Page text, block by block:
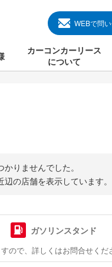
WEBで問
カーコンカーリース
について
よくある質問
りませんでした。
辺の店舗を表示しています。
ガソリンスタンド
ので、詳しくはお問合せくだ